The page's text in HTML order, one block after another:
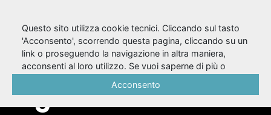
Benassi e Amleto /
Gigi Livio
Questo sito utilizza cookie tecnici. Cliccando sul tasto
'Acconsento', scorrendo questa pagina, cliccando su un
link o proseguendo la navigazione in altra maniera,
acconsenti al loro utilizzo. Se vuoi saperne di più o
Acconsento